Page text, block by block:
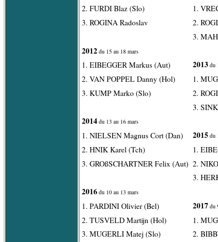
2. FURDI Blaz (Slo)
3. ROGINA Radoslav
2012 du 15 au 18 mars
1. EIBEGGER Markus (Aut)
2. VAN POPPEL Danny (Hol)
3. KUMP Marko (Slo)
2014 du 13 au 16 mars
1. NIELSEN Magnus Cort (Dan)
2. HNIK Karel (Tch)
3. GROßSCHARTNER Felix (Aut)
2016 du 10 au 13 mars
1. PARDINI Olivier (Bel)
2. TUSVELD Martijn (Hol)
3. MUGERLI Matej (Slo)
1.
2.
3.
2013 du
1.
2.
3.
2015 du
1.
2.
3.
2017 du
1.
2.